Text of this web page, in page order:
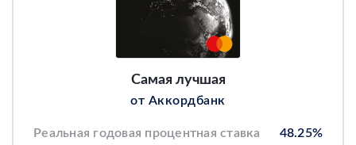
Самая лучшая
от Аккордбанк
Реальная годовая процентная ставка
48.25%